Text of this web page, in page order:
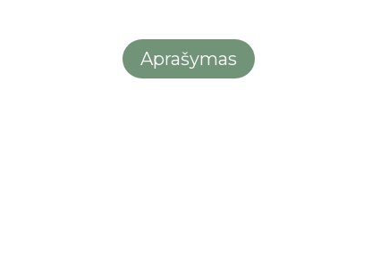
Aprašymas